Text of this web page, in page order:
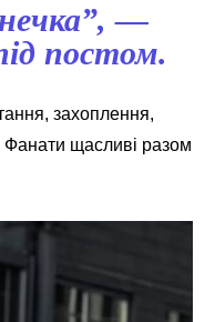
—
постом.
захоплення,
щасливі разом